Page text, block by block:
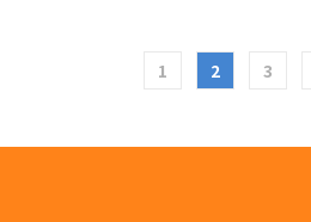
1 2 3